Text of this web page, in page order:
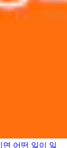
어떤 일이 일